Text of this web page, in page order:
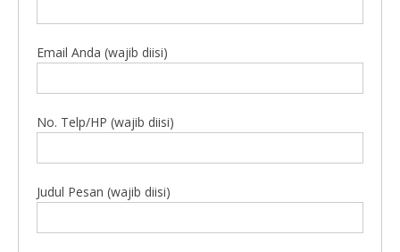
Email Anda (wajib diisi)
No. Telp/HP (wajib diisi)
Judul Pesan (wajib diisi)